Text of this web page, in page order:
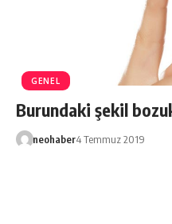
GENEL
Burundaki şekil
neohaber4 Temmuz 2019